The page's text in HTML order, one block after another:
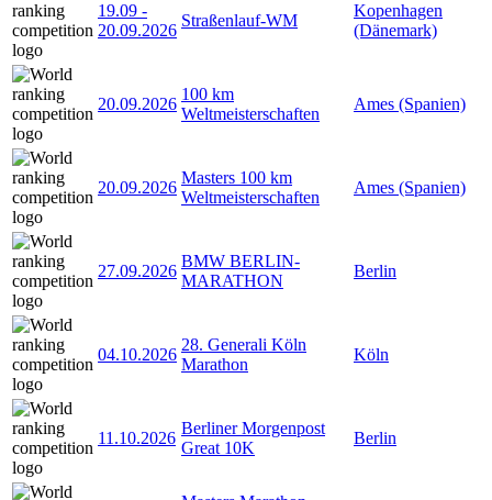
19.09 -
20.09.2026
Straßenlauf-WM
Kopenhagen
(Dänemark)
20.09.2026
100 km
Weltmeisterschaften
Ames (Spanien)
20.09.2026
Masters 100 km
Weltmeisterschaften
Ames (Spanien)
27.09.2026
BMW BERLIN-
MARATHON
Berlin
04.10.2026
28. Generali Köln
Marathon
Köln
11.10.2026
Berliner Morgenpost
Great 10K
Berlin